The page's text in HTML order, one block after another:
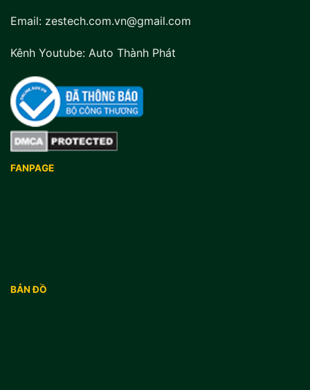
Email: zestech.com.vn@gmail.com
Kênh Youtube: Auto Thành Phát
FANPAGE
BẢN ĐỒ